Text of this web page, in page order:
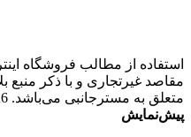
استفاده از مطالب فروشگاه
مقاصد غیرتجاری و با ذکر منبع
متعلق به مسترجانبی می‌باشد. Copyright © 2012 - 2026
پیش‌نمایش